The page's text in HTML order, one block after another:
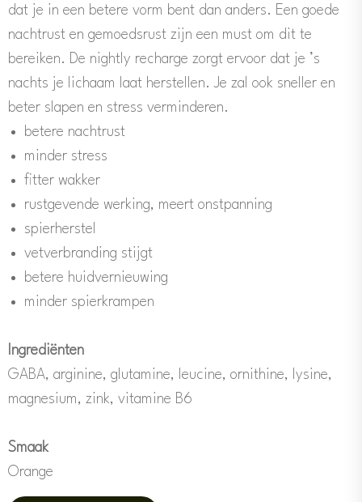
dat je in een betere vorm bent dan anders. Een goede
nachtrust en gemoedsrust zijn een must om dit te
bereiken. De nightly recharge zorgt ervoor dat je ’s
nachts je lichaam laat herstellen. Je zal ook sneller en
beter slapen en stress verminderen.
betere nachtrust
minder stress
fitter wakker
rustgevende werking, meert onstpanning
spierherstel
vetverbranding stijgt
betere huidvernieuwing
minder spierkrampen
Ingrediënten
GABA, arginine, glutamine, leucine, ornithine, lysine,
magnesium, zink, vitamine B6
Smaak
Orange